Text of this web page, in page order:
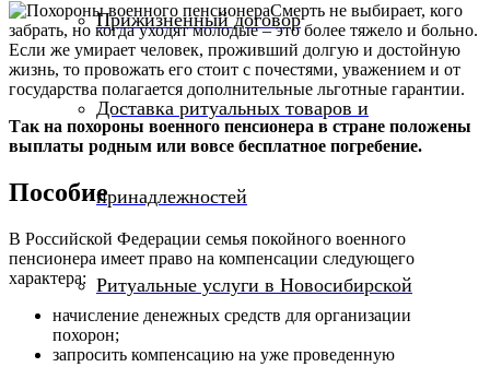
Прижизненный договор
Доставка ритуальных товаров и
принадлежностей
Ритуальные услуги в Новосибирской
Смерть не выбирает, кого
забрать, но когда уходят молодые – это более тяжело и больно.
Если же умирает человек, проживший долгую и достойную
жизнь, то провожать его стоит с почестями, уважением и от
государства полагается дополнительные льготные гарантии.
Так на похороны военного пенсионера в стране положены
выплаты родным или вовсе бесплатное погребение.
Пособие
В Российской Федерации семья покойного военного
пенсионера имеет право на компенсации следующего
характера:
начисление денежных средств для организации
похорон;
запросить компенсацию на уже проведенную